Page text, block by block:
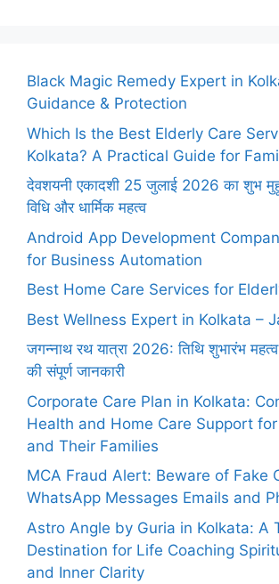
Black Magic Remedy Expert in
Guidance & Protection
Which Is the Best Elderly Care
Kolkata? A Practical Guide for
देवशयनी एकादशी 25 जुलाई 2026 का शुभ
विधि और धार्मिक महत्व
Android App Development
for Business Automation
Best Home Care Services for
Best Wellness Expert in Kolkata –
जगन्नाथ रथ यात्रा 2026: तिथि शुभारंभ महत्व
की संपूर्ण जानकारी
Corporate Care Plan in Kolkata:
Health and Home Care Support
and Their Families
MCA Fraud Alert: Beware of Fake
WhatsApp Messages Emails and
Astro Angle by Guria in Kolkata: A
Destination for Life Coaching
and Inner Clarity